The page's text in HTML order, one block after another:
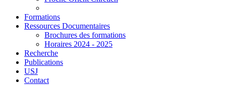
Formations
Ressources Documentaires
Brochures des formations
Horaires 2024 - 2025
Recherche
Publications
USJ
Contact